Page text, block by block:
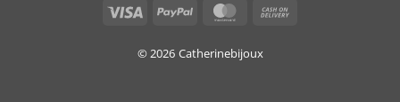
Visa PayPal MasterCard
© 2026 Catherinebijoux